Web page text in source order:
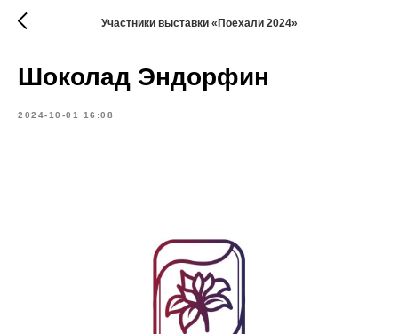
Участники выставки «Поехали 2024»
Шоколад Эндорфин
2024-10-01 16:08